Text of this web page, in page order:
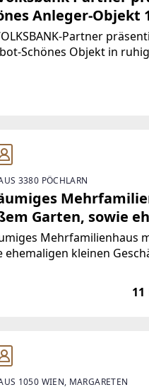
Anleger-Objekt
in
Partner
Schönes Objekt in
mit Balkonen oder
3380 PÖCHLARN
Garten, sowie
Geschäftslokal
Mehrfamilienhaus
ehemaligen kleinen
1961, gepflegter
-
1050 WIEN, MARGARETEN